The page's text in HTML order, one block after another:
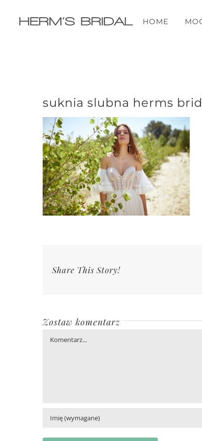
HOME
suknia slubna herms
Share This Story!
Zostaw komentarz
Comment